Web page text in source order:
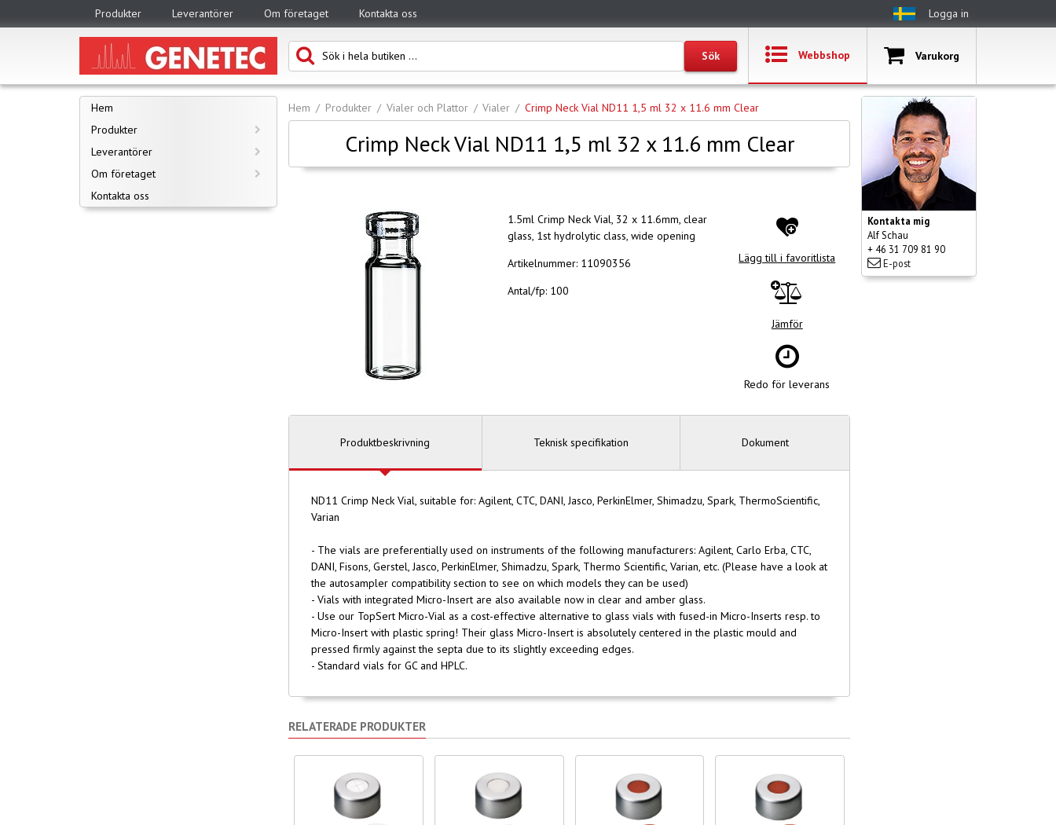
Produkter Leverantörer Om företaget Kontakta oss Logga in
Webbshop Varukorg
Hem
Produkter
Leverantörer
Om företaget
Kontakta oss
Hem Produkter Vialer och Plattor Vialer Crimp Neck Vial ND11 1,5 ml 32 x 11.6 mm Clear
Crimp Neck Vial ND11 1,5 ml 32 x 11.6 mm Clear
1.5ml Crimp Neck Vial, 32 x 11.6mm, clear
glass, 1st hydrolytic class, wide opening
Artikelnummer: 11090356
Antal/fp: 100
Lägg till i favoritlista
Jämför
Redo för leverans
Produktbeskrivning Teknisk specifikation Dokument
ND11 Crimp Neck Vial, suitable for: Agilent, CTC, DANI, Jasco, PerkinElmer, Shimadzu, Spark, ThermoScientific,
Varian
- The vials are preferentially used on instruments of the following manufacturers: Agilent, Carlo Erba, CTC,
DANI, Fisons, Gerstel, Jasco, PerkinElmer, Shimadzu, Spark, Thermo Scientific, Varian, etc. (Please have a look at
the autosampler compatibility section to see on which models they can be used)
- Vials with integrated Micro-Insert are also available now in clear and amber glass.
- Use our TopSert Micro-Vial as a cost-effective alternative to glass vials with fused-in Micro-Inserts resp. to
Micro-Insert with plastic spring! Their glass Micro-Insert is absolutely centered in the plastic mould and
pressed firmly against the septa due to its slightly exceeding edges.
- Standard vials for GC and HPLC.
RELATERADE PRODUKTER
Kontakta mig
Alf Schau
+ 46 31 709 81 90
E-post